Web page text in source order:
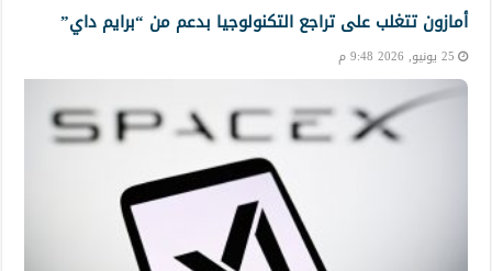
أمازون تتغلب على تراجع التكنولوجيا بدعم من “برايم داي”
25 يونيو, 2026 9:48 م